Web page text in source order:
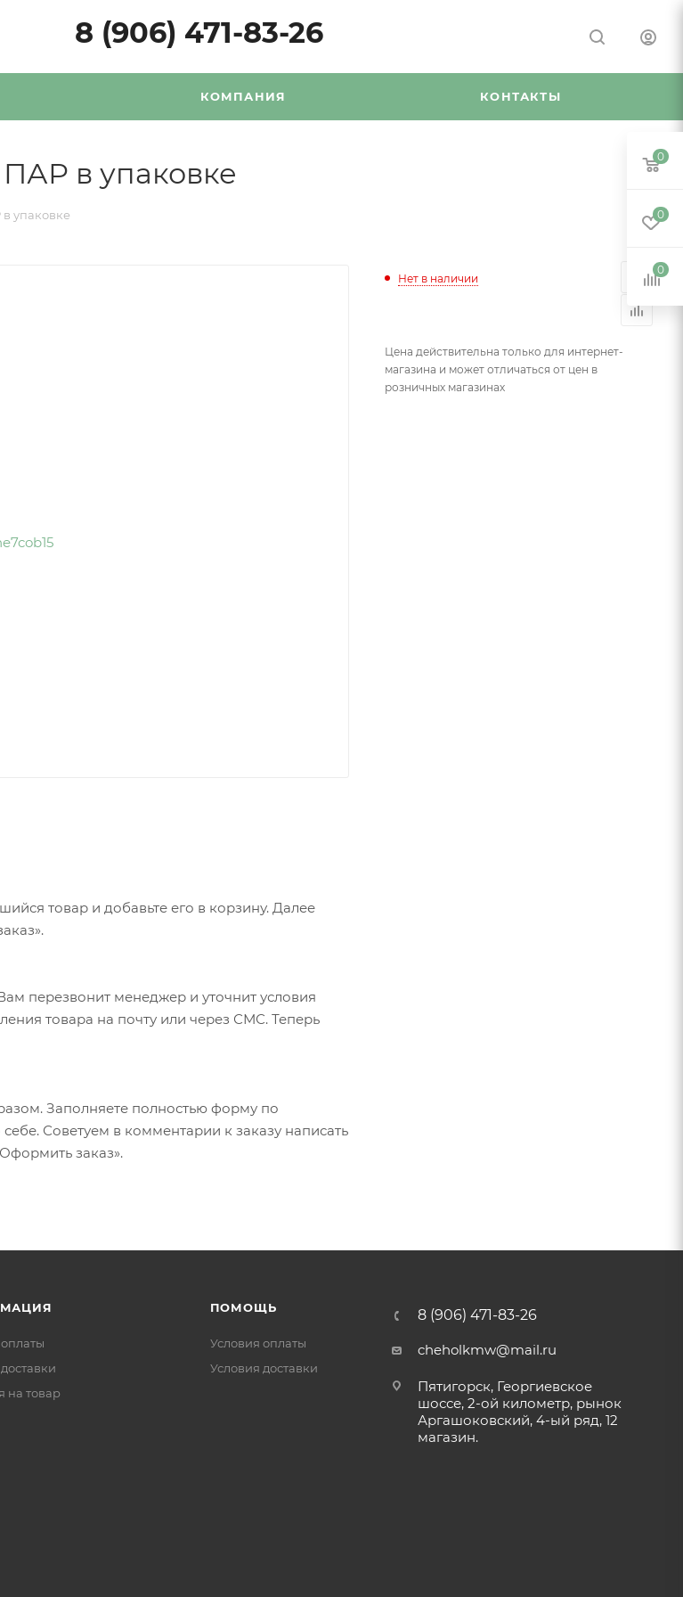
8 (906) 471-83-26
КОМПАНИЯ КОНТАКТЫ
в упаковке
упаковке
товар и добавьте его в корзину. Далее
перезвонит менеджер и уточнит условия
товара на почту или через СМС. Теперь
Заполняете полностью форму по
Советуем в комментарии к заказу написать
заказ».
Нет в наличии
Цена действительна только для интернет-
магазина и может отличаться от цен в
розничных магазинах
на товар
ПОМОЩЬ
Условия оплаты
Условия доставки
8 (906) 471-83-26
cheholkmw@mail.ru
Пятигорск, Георгиевское
шоссе, 2-ой километр, рынок
Аргашоковский, 4-ый ряд, 12
магазин.
0
0
0